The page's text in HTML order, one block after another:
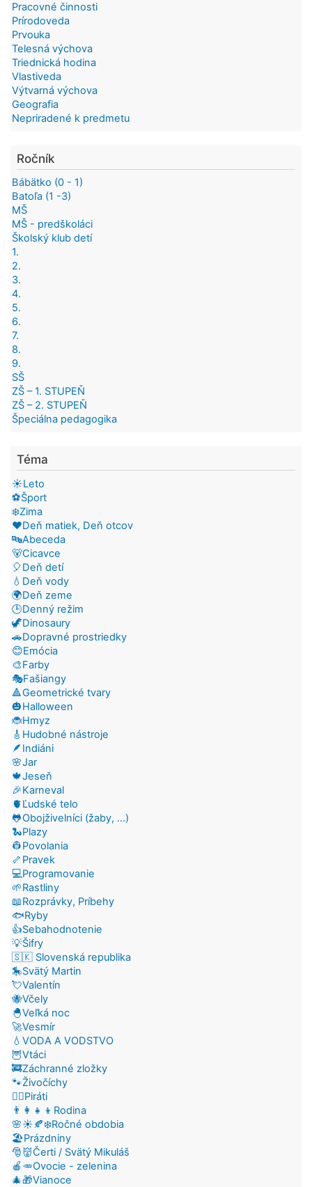
Pracovné činnosti
Prírodoveda
Prvouka
Telesná výchova
Triednická hodina
Vlastiveda
Výtvarná výchova
Geografia
Nepriradené k predmetu
Ročník
Bábätko (0 - 1)
Batoľa (1 -3)
MŠ
MŠ - predškoláci
Školský klub detí
1.
2.
3.
4.
5.
6.
7.
8.
9.
SŠ
ZŠ – 1. STUPEŇ
ZŠ – 2. STUPEŇ
Špeciálna pedagogika
Téma
☀️Leto
⚽Šport
❄️Zima
❤️Deň matiek, Deň otcov
🔤Abeceda
🐻Cicavce
🎈Deň detí
💧Deň vody
🌍Deň zeme
🕒Denný režim
🦖Dinosaury
🚗Dopravné prostriedky
😊Emócia
🎨Farby
🎭Fašiangy
🔺Geometrické tvary
🎃Halloween
🐞Hmyz
🎸Hudobné nástroje
🪶Indiáni
🌸Jar
🍁Jeseň
🎉Karneval
🫀Ľudské telo
🐸Obojživelníci (žaby, ...)
🐍Plazy
👷Povolania
🦴Pravek
💻Programovanie
🌱Rastliny
📖Rozprávky, Príbehy
🐟Ryby
👍Sebahodnotenie
💡Šifry
🇸🇰 Slovenská republika
🎠Svätý Martin
💘Valentín
🐝Včely
🐣Veľká noc
🚀Vesmír
💧VODA A VODSTVO
🦉Vtáci
🚒Záchranné zložky
🐾Živočíchy
🏴‍☠️Piráti
👨‍👩‍👧‍👦Rodina
🌸☀️🍂❄️Ročné obdobia
🏖️Prázdniny
🎅👹Čerti / Svätý Mikuláš
🍎🥕Ovocie - zelenina
🎄🎁Vianoce